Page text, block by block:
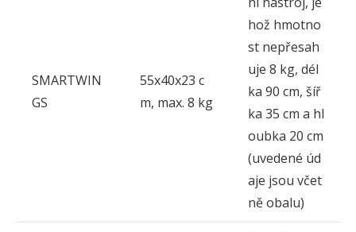
SMARTWIN
GS
55x40x23 c
m, max. 8 kg
hož hmotno
st nepřesah
uje 8 kg, dél
ka 90 cm, šíř
ka 35 cm a hl
oubka 20 cm
(uvedené úd
aje jsou včet
ně obalu)